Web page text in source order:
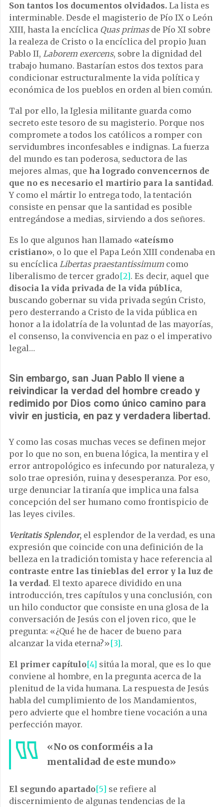
Son tantos los documentos olvidados. La lista es
interminable. Desde el magisterio de Pío IX o León
XIII, hasta la encíclica Quas primasde Pío XI sobre
la realeza de Cristo o la encíclica del propio Juan
Pablo II, Laborem exercens, sobre la dignidad del
trabajo humano. Bastarían estos dos textos para
condicionar estructuralmente la vida política y
económica de los pueblos en orden al bien común.
Tal por ello, la Iglesia militante guarda como
secreto este tesoro de su magisterio. Porque nos
compromete a todos los católicos a romper con
servidumbres inconfesables e indignas. La fuerza
del mundo es tan poderosa, seductora de las
mejores almas, que ha logrado convencernos de
que no es necesario el martirio para la santidad.
Y como el mártir lo entrega todo, la tentación
consiste en pensar que la santidad es posible
entregándose a medias, sirviendo a dos señores.
Es lo que algunos han llamado «ateísmo
cristiano», o lo que el Papa León XIII condenaba en
su encíclica Libertas praestantissimum como
liberalismo de tercer grado[2]. Es decir, aquel que
disocia la vida privada de la vida pública,
buscando gobernar su vida privada según Cristo,
pero desterrando a Cristo de la vida pública en
honor a la idolatría de la voluntad de las mayorías,
el consenso, la convivencia en paz o el imperativo
legal…
Sin embargo, san Juan Pablo II viene a
reivindicar la verdad del hombre creado y
redimido por Dios como único camino para
vivir en justicia, en paz y verdadera libertad.
Y como las cosas muchas veces se definen mejor
por lo que no son, en buena lógica, la mentira y el
error antropológico es infecundo por naturaleza, y
solo trae opresión, ruina y desesperanza. Por eso,
urge denunciar la tiranía que implica una falsa
concepción del ser humano como frontispicio de
las leyes civiles.
Veritatis Splendor, el esplendor de la verdad, es una
expresión que coincide con una definición de la
belleza en la tradición tomista y hace referencia al
contraste entre las tinieblas del error y la luz de
la verdad. El texto aparece dividido en una
introducción, tres capítulos y una conclusión, con
un hilo conductor que consiste en una glosa de la
conversación de Jesús con el joven rico, que le
pregunta: «¿Qué he de hacer de bueno para
alcanzar la vida eterna?»[3].
El primer capítulo[4] sitúa la moral, que es lo que
conviene al hombre, en la pregunta acerca de la
plenitud de la vida humana. La respuesta de Jesús
habla del cumplimiento de los Mandamientos,
pero advierte que el hombre tiene vocación a una
perfección mayor.
«No os conforméis a la
mentalidad de este mundo»
El segundo apartado[5] se refiere al
discernimiento de algunas tendencias de la